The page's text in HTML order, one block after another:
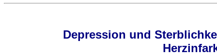
Depression und